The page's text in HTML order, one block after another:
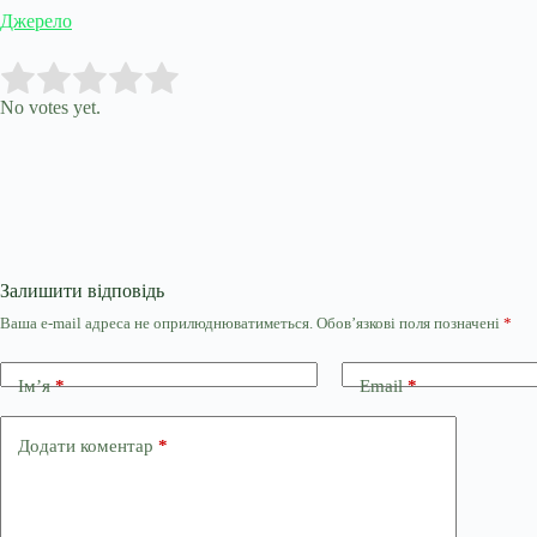
Джерело
Rate this item:
No votes yet.
Залишити відповідь
Ваша e-mail адреса не оприлюднюватиметься. Обов’язкові поля позначені *
Ім’я* Email*
Додати коментар *